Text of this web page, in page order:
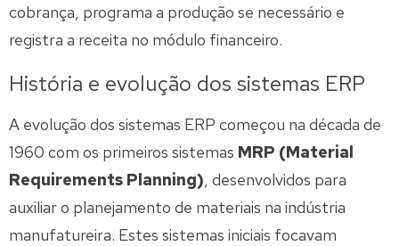
cobrança, programa a produção se necessário e
registra a receita no módulo financeiro.
História e evolução dos sistemas ERP
A evolução dos sistemas ERP começou na década de
1960 com os primeiros sistemas MRP (Material
Requirements Planning) , desenvolvidos para
auxiliar o planejamento de materiais na indústria
manufatureira. Estes sistemas iniciais focavam